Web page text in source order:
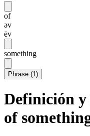
of
əv
ēv
something
Phrase (1)
Definición
of